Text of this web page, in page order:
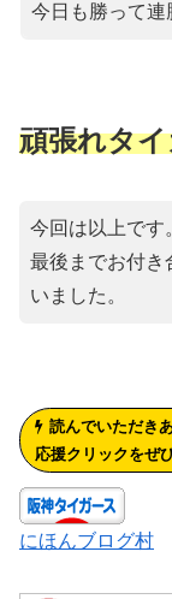
今日も勝って連
頑張れタ
今回は以上です
最後までお付き
いました。
読んでいただき
応援クリックをぜ
にほんブログ村